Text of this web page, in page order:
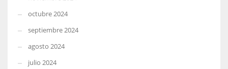
octubre 2024
septiembre 2024
agosto 2024
julio 2024